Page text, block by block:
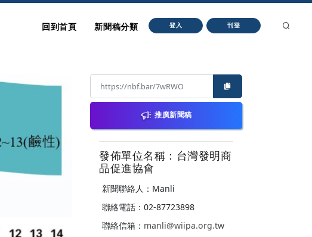
回到首頁 新聞稿分類 登入 刊登
推廣新聞稿
發佈單位名稱：台灣發明商
品促進協會
新聞聯絡人：Manli
聯絡電話：02-87723898
聯絡信箱： manli@wiipa.org.tw